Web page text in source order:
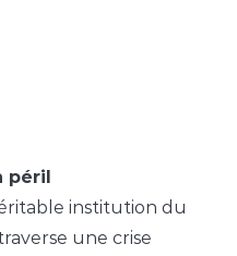
péril
institution du
une crise